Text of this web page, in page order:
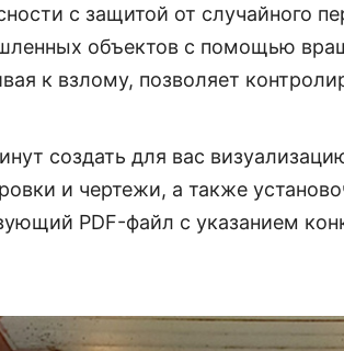
с защитой от случайного
объектов с помощью
к взлому, позволяет
создать для вас
и чертежи, а также
PDF-файл с указанием